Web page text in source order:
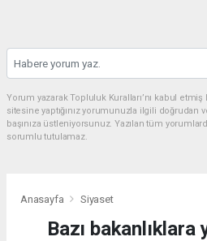
Yorum yazarak Topluluk Kuralları’nı kabul
sitesine yaptığınız yorumunuzla ilgili doğrudan
başınıza üstleniyorsunuz. Yazılan tüm
sorumlu tutulamaz.
Anasayfa Siyaset
Bazı bakanlıklara